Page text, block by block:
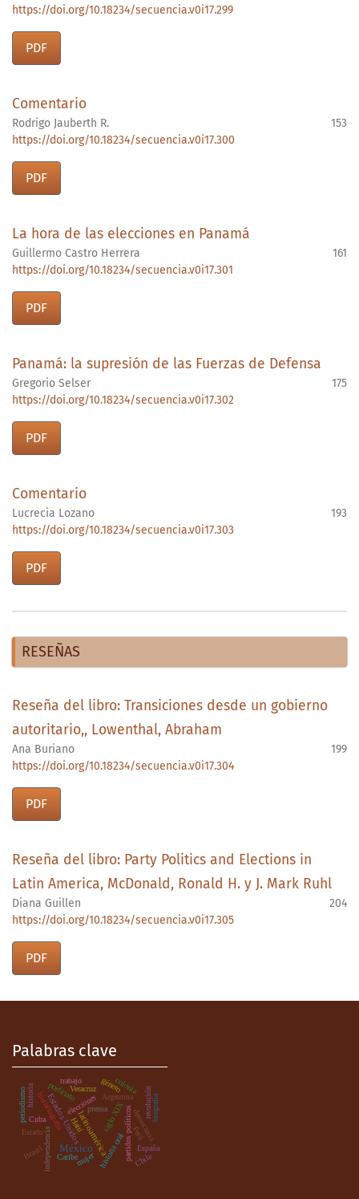
https://doi.org/10.18234/secuencia.v0i17.299
PDF
Comentario
Rodrigo Jauberth R.
153
https://doi.org/10.18234/secuencia.v0i17.300
PDF
La hora de las elecciones en Panamá
Guillermo Castro Herrera
161
https://doi.org/10.18234/secuencia.v0i17.301
PDF
Panamá: la supresión de las Fuerzas de Defensa
Gregorio Selser
175
https://doi.org/10.18234/secuencia.v0i17.302
PDF
Comentario
Lucrecia Lozano
193
https://doi.org/10.18234/secuencia.v0i17.303
PDF
RESEÑAS
Reseña del libro: Transiciones desde un gobierno
autoritario,, Lowenthal, Abraham
Ana Buriano
199
https://doi.org/10.18234/secuencia.v0i17.304
PDF
Reseña del libro: Party Politics and Elections in
Latin America, McDonald, Ronald H. y J. Mark Ruhl
Diana Guillen
204
https://doi.org/10.18234/secuencia.v0i17.305
PDF
Palabras clave
México
Estados Unidoslatinoaméricasiglo XIX
Argentina
partidos políticosdemocracia
elecciones
historiografía
historia oral
independencia Caribe
revolución
Estado
génerocolonia
España
Cuba
porfiriato
prensa
Chile
historia
mujer
Veracruz
Brasil
periodismo
Haití
biografía
.
Perú
trabajo